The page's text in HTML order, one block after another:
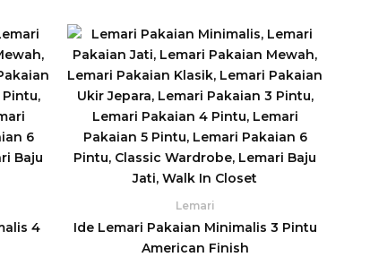
4
Lemari
Ide Lemari Pakaian Minimalis 3 Pintu
American Finish